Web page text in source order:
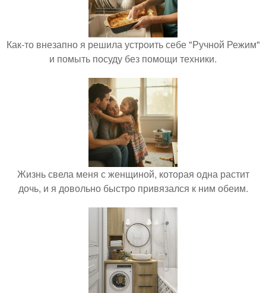
Как-то внезапно я решила устроить себе "Ручной Режим"
и помыть посуду без помощи техники.
Жизнь свела меня с женщиной, которая одна растит
дочь, и я довольно быстро привязался к ним обеим.